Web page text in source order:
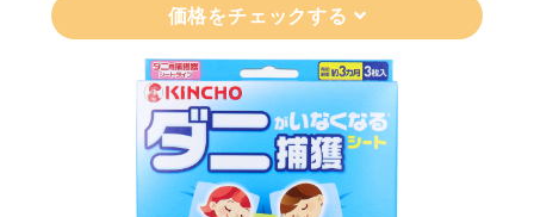
価格をチェックする